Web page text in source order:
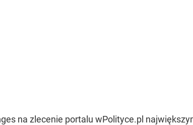
na zlecenie portalu wPolityce.pl